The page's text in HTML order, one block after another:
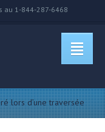
au 1-844-287-6468
lors d’une traversée